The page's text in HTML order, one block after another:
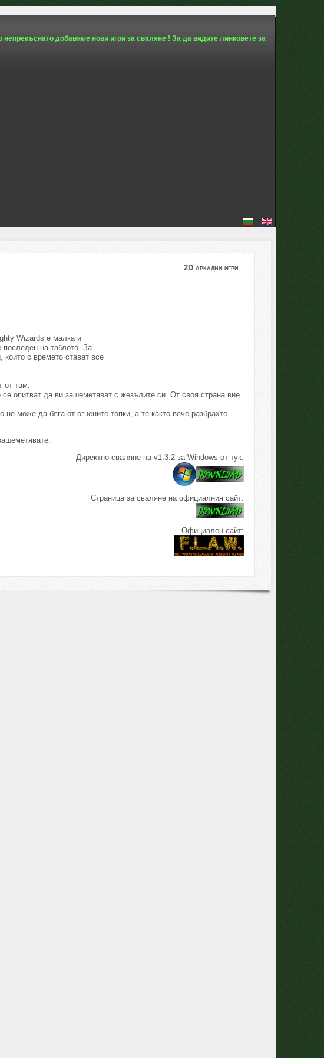
добавяме нови игри за сваляне ! За да видите линковете за
2D аркадни игри
Wizards е малка и
последен на таблото. За
които с времето стават все
от там.
опитват да ви зашеметяват с жезълите си. От своя страна вие
може да бяга от огнените топки, а те както вече разбрахте -
Директно сваляне на v1.3.2 за Windows от тук:
Страница за сваляне на официалния сайт:
Официален сайт: